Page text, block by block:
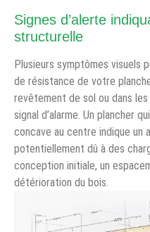
Signes d’alerte
structurelle
Plusieurs symptômes visuels
de résistance de votre
revêtement de sol ou dans
signal d’alarme. Un plancher
concave au centre indique un
potentiellement dû à des
conception initiale, un
détérioration du bois.